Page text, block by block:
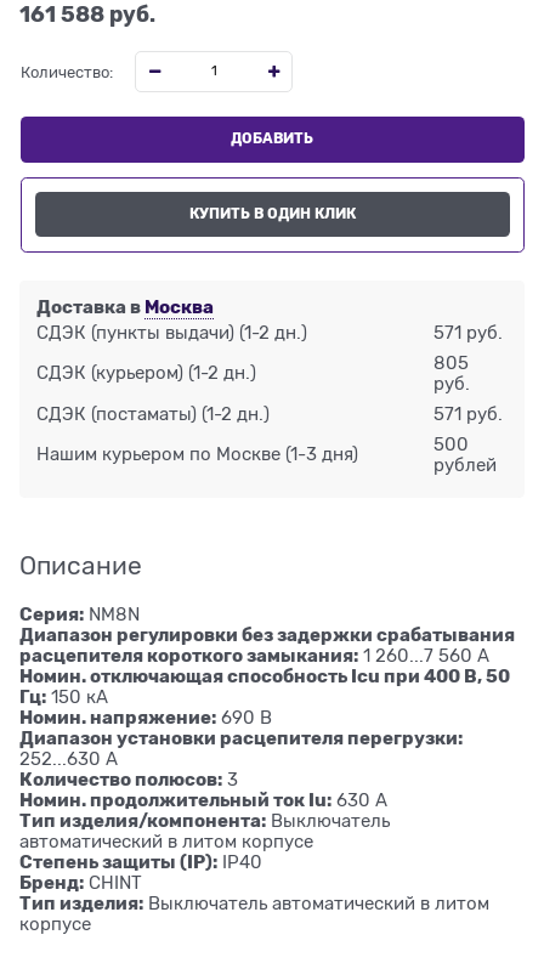
161 588 руб.
Количество:
ДОБАВИТЬ
КУПИТЬ В ОДИН КЛИК
Доставка в Москва
СДЭК (пункты выдачи) (1-2 дн.) 571 руб.
СДЭК (курьером) (1-2 дн.)
805
руб.
СДЭК (постаматы) (1-2 дн.) 571 руб.
Нашим курьером по Москве (1-3 дня)
500
рублей
Описание
Серия: NM8N
Диапазон регулировки без задержки срабатывания
расцепителя короткого замыкания: 1 260...7 560 А
Номин. отключающая способность Icu при 400 В, 50
Гц: 150 кА
Номин. напряжение: 690 В
Диапазон установки расцепителя перегрузки:
252...630 А
Количество полюсов: 3
Номин. продолжительный ток Iu: 630 А
Тип изделия/компонента: Выключатель
автоматический в литом корпусе
Степень защиты (IP): IP40
Бренд: CHINT
Тип изделия: Выключатель автоматический в литом
корпусе